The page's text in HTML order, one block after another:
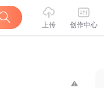
上传 创作中心